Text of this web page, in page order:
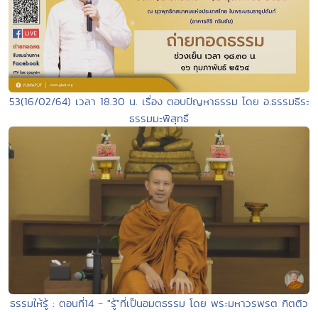
53(16/02/64) เวลา 18.30 น. เรื่อง ตอบปัญหาธรรม โดย อ.ธรรมธีระ
ธรรมมะพิสุทธิ์
ธรรมให้รู้ : ตอนที่14 - "รู้"ที่เป็นอมตธรรม โดย พระมหาวรพรต กิตติว